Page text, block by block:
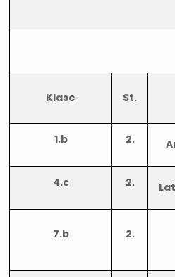
Klase St.
1.b 2.
4.c 2.
7.b 2.